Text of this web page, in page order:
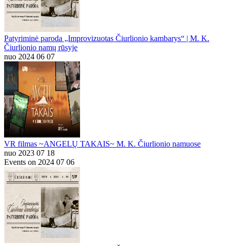
Patyriminė paroda „Improvizuotas Čiurlionio kambarys“ | M. K.
Čiurlionio namų rūsyje
nuo 2024 06 07
VR filmas ~ANGELŲ TAKAIS~ M. K. Čiurlionio namuose
nuo 2023 07 18
Events on 2024 07 06